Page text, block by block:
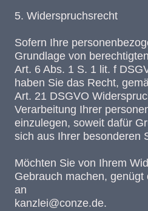
5. Widerspruchsrecht
Sofern Ihre
Grundlage von
Art. 6 Abs. 1 S. 1 lit. f
haben Sie das Recht,
Art. 21 DSGVO
Verarbeitung Ihrer
einzulegen, soweit dafür
sich aus Ihrer besonderen
Möchten Sie von Ihrem
Gebrauch machen, genügt
an
kanzlei@conze.de.